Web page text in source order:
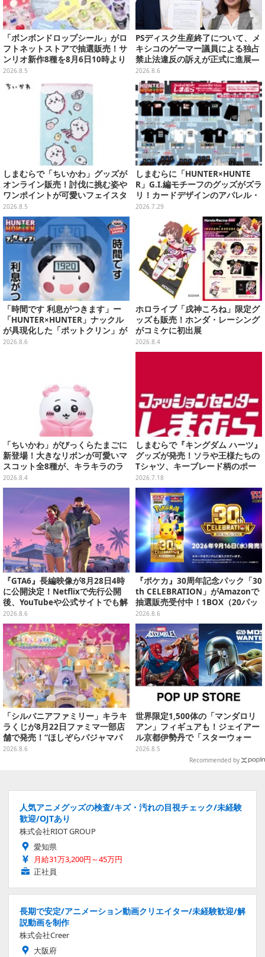
「ボンボンドロップシール」がロ
フトネットストアで抽選販売！サ
ンリオ新作8種を8月6日10時より
受付開始
2026.8.5
PSディスク生産終了について、メ
キシコのゲーマー議員による独占
禁止法違反の訴えが正式に進展―
「テクノロジーは自由を拡大する
ために役立つべき」
2026.8.6
しまむらで「ちいかわ」グッズが
オンライン販売！討伐に挑む姿や
ワンポイントが可愛いフェイスタ
オル、バスマットなど全14種
2026.8.5
しまむらに「HUNTER×HUNTE
R」G.I.編モチーフのグッズがズラ
リ！カードデザインのアパレル・
雑貨、ゴレイヌの「オレが3人分
2026.7.29
「時間です 利息がつきます」ー
「HUNTER×HUNTER」ナックル
が具現化した「ポットクリン」が
貯金箱としてプライズ展開
2026.8.6
ホロライブ「戌神ころね」限定グ
ッズも販売！ホンダ・レーシング
がコミケに初出展
2026.8.4
「ちいかわ」がびっくらたまごに
新登場！大きなリボンが可愛いマ
スコット全8種が、キラキラのラ
メ入り入浴剤から飛び出す
2026.8.4
しまむらで『キングダム ハーツ』
グッズが発売！ソラや王様たちの
Tシャツ、キーブレード柄のポー
チなど幅広いデザイン
2026.7.18
『GTA6』長編映像が8月28日4時
に公開決定！Netflixで先行公開
後、YouTubeや公式サイトでも解
禁
2026.8.6
『ポケカ』30周年記念パック「30
th CELEBRATION」がAmazonで
抽選販売受付中！1BOX（20パッ
ク入り）
2026.8.6
「シルバニアファミリー」キラキ
ラくじが8月22日ファミマ一部店
舗で発売！“ほしぞらパジャマパ
ーティ”をテーマに、お人形や建
2026.8.6
世界限定1,500体の「マンダロリ
アン」フィギュアも！ジェイアー
ル京都伊勢丹で「スターウォー
ズ」&「マーベル」ポップアップ
2026.8.5
Recommended by
人気アニメグッズの検査/キズ・汚れの目視チェック/未経験
歓迎/OJTあり
株式会社RIOT GROUP
愛知県
月給31万3,200円～45万円
正社員
長期で安定/アニメーション動画クリエイター/未経験歓迎/解
説動画を制作
株式会社Creer
大阪府